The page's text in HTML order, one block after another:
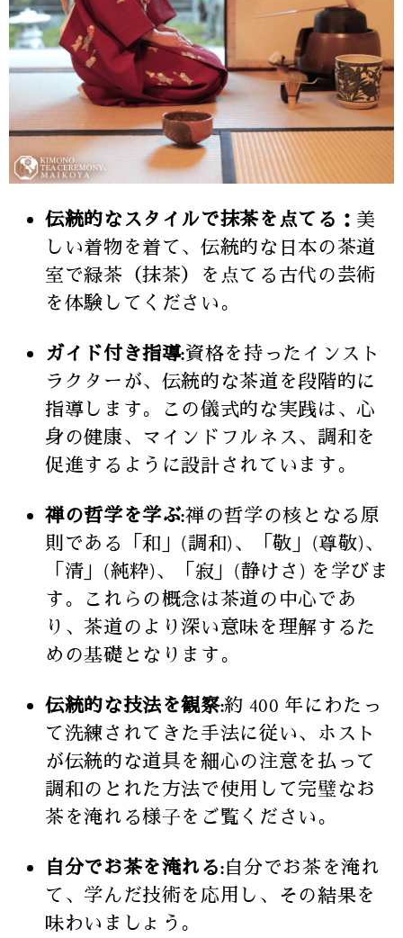
伝統的なスタイルで抹茶を点てる： 美
しい着物を着て、伝統的な日本の茶道
室で緑茶（抹茶）を点てる古代の芸術
を体験してください。
ガイド付き指導:資格を持ったインスト
ラクターが、伝統的な茶道を段階的に
指導します。この儀式的な実践は、心
身の健康、マインドフルネス、調和を
促進するように設計されています。
禅の哲学を学ぶ:禅の哲学の核となる原
則である「和」(調和)、「敬」(尊敬)、
「清」(純粋)、「寂」(静けさ) を学びま
す。これらの概念は茶道の中心であ
り、茶道のより深い意味を理解するた
めの基礎となります。
伝統的な技法を観察:約 400 年にわたっ
て洗練されてきた手法に従い、ホスト
が伝統的な道具を細心の注意を払って
調和のとれた方法で使用して完璧なお
茶を淹れる様子をご覧ください。
自分でお茶を淹れる:自分でお茶を淹れ
て、学んだ技術を応用し、その結果を
味わいましょう。